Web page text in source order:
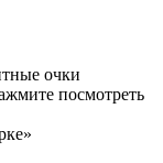
очки
посмотреть